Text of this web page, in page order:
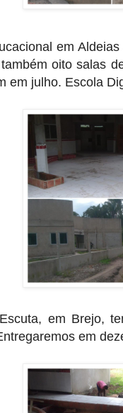
em
oito salas
em julho. Escola
em Brejo,
em